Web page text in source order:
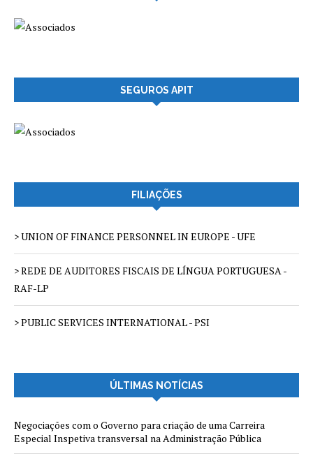
SEGUROS APIT
FILIAÇÕES
> UNION OF FINANCE PERSONNEL IN EUROPE - UFE
> REDE DE AUDITORES FISCAIS DE LÍNGUA PORTUGUESA -
RAF-LP
> PUBLIC SERVICES INTERNATIONAL - PSI
ÚLTIMAS NOTÍCIAS
Negociações com o Governo para criação de uma Carreira
Especial Inspetiva transversal na Administração Pública